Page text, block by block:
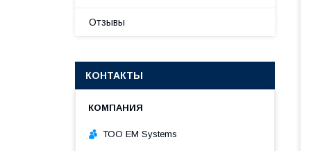
Отзывы
КОНТАКТЫ
ТОО EM Systems